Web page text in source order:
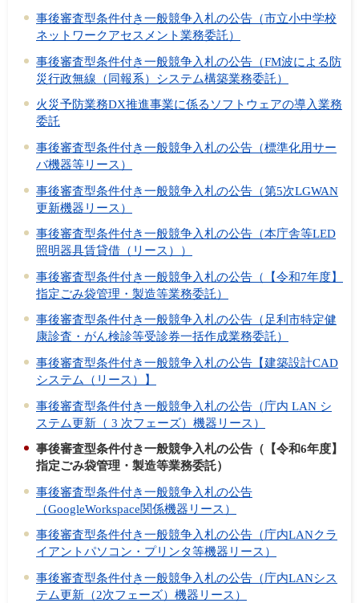
事後審査型条件付き一般競争入札の公告（市立小中学校
ネットワークアセスメント業務委託）
事後審査型条件付き一般競争入札の公告（FM波による防
災行政無線（同報系）システム構築業務委託）
火災予防業務DX推進事業に係るソフトウェアの導入業務
委託
事後審査型条件付き一般競争入札の公告（標準化用サー
バ機器等リース）
事後審査型条件付き一般競争入札の公告（第5次LGWAN
更新機器リース）
事後審査型条件付き一般競争入札の公告（本庁舎等LED
照明器具賃貸借（リース））
事後審査型条件付き一般競争入札の公告（【令和7年度】
指定ごみ袋管理・製造等業務委託）
事後審査型条件付き一般競争入札の公告（足利市特定健
康診査・がん検診等受診券一括作成業務委託）
事後審査型条件付き一般競争入札の公告【建築設計CAD
システム（リース）】
事後審査型条件付き一般競争入札の公告（庁内 LAN シ
ステム更新（ 3 次フェーズ）機器リース）
事後審査型条件付き一般競争入札の公告（【令和6年度】
指定ごみ袋管理・製造等業務委託）
事後審査型条件付き一般競争入札の公告
（GoogleWorkspace関係機器リース）
事後審査型条件付き一般競争入札の公告（庁内LANクラ
イアントパソコン・プリンタ等機器リース）
事後審査型条件付き一般競争入札の公告（庁内LANシス
テム更新（2次フェーズ）機器リース）